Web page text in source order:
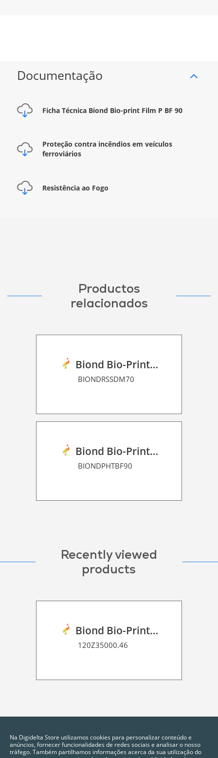
Documentação
Ficha Técnica Biond Bio-print Film P BF 90
Proteção contra incêndios em veículos
ferroviários
Resistência ao Fogo
Productos
relacionados
Biond Bio-Print Film RSS Dot Matrix 70
BIONDRSSDM70
Biond Bio-Print Film P HT BF 90
BIONDPHTBF90
Recently viewed
products
Biond Bio-Print Film P BF 90
120Z35000.46
Na Digidelta Store utilizamos cookies para personalizar conteúdo e
anúncios, fornecer funcionalidades de redes sociais e analisar o nosso
tráfego. Também partilhamos informações acerca da sua utilização do